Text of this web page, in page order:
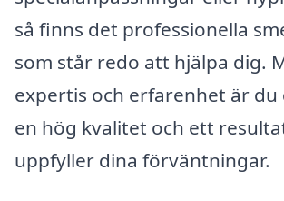
så finns det professionella
som står redo att hjälpa dig.
expertis och erfarenhet är
en hög kvalitet och ett
uppfyller dina förväntningar.